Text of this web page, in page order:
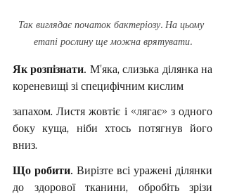
Так виглядає початок бактеріозу. На цьому
етапі рослину ще можна врятувати.
Як розпізнати. М'яка, слизька ділянка на
кореневищі зі специфічним кислим
запахом. Листя жовтіє і «лягає» з одного
боку куща, ніби хтось потягнув його
вниз.
Що робити. Вирізте всі уражені ділянки
до здорової тканини, обробіть зрізи